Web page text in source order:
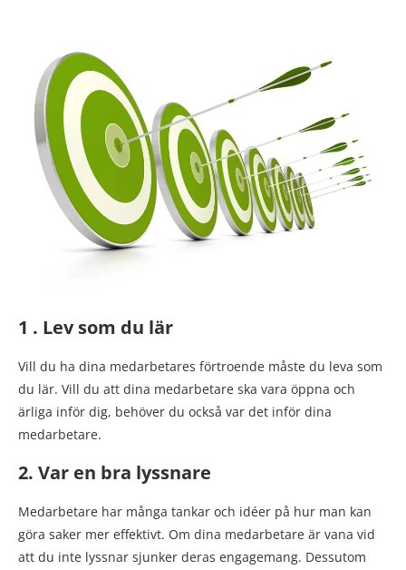
1 . Lev som du lär
Vill du ha dina medarbetares förtroende måste du leva som
du lär. Vill du att dina medarbetare ska vara öppna och
ärliga inför dig, behöver du också var det inför dina
medarbetare.
2. Var en bra lyssnare
Medarbetare har många tankar och idéer på hur man kan
göra saker mer effektivt. Om dina medarbetare är vana vid
att du inte lyssnar sjunker deras engagemang. Dessutom